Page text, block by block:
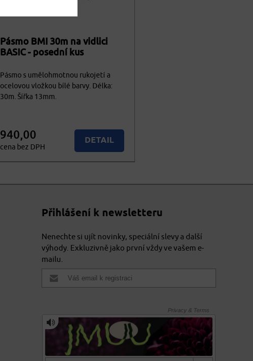
Pásmo BMI 30m na vidlici
BASIC - posední kus
Pásmo s umělohmotnou rukojetí a
ocelovou vložkou bílé barvy. Délka:
30m. Šířka 13mm.
940,00
cena bez DPH
DETAIL
KOUPIT
Přihlášení k newsletteru
Nenechte si ujít novinky, speciální slevy a další
výhody. Exkluzivně jako první vždy ve vašem e-
mailu.